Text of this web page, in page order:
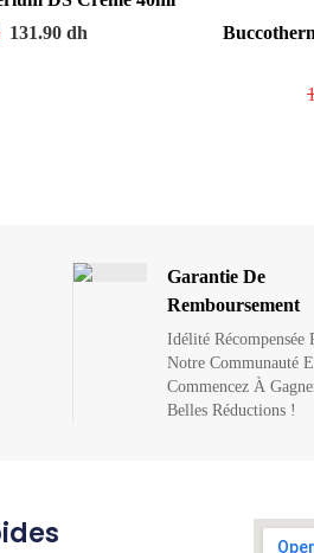
131.90dh
Garantie De
Remboursement
Idélité Récompensée
Notre Communauté
Commencez À
Belles Réductions !